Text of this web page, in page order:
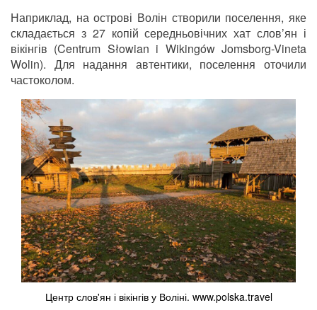
Наприклад, на острові Волін створили поселення, яке
складається з 27 копій середньовічних хат слов’ян і
вікінгів (Centrum Słowian i Wikingów Jomsborg-Vineta
Wolin). Для надання автентики, поселення оточили
частоколом.
Центр слов'ян і вікінгів у Воліні. www.polska.travel